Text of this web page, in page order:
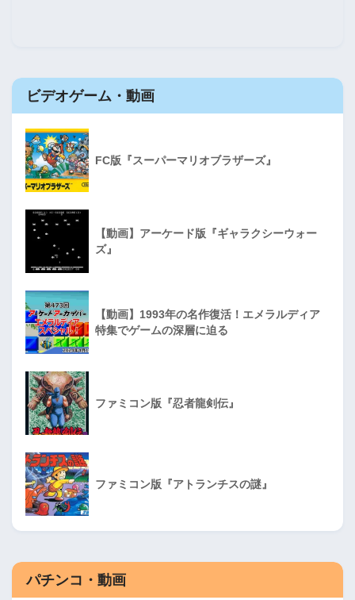
ビデオゲーム・動画
FC版『スーパーマリオブラザーズ』
【動画】アーケード版『ギャラクシーウォー
ズ』
【動画】1993年の名作復活！エメラルディア
特集でゲームの深層に迫る
ファミコン版『忍者龍剣伝』
ファミコン版『アトランチスの謎』
パチンコ・動画